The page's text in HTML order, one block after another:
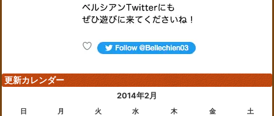
更新カレンダー
2014年2月
日 月 火 水 木 金 土